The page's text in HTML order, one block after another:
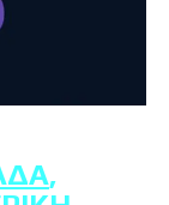
,